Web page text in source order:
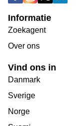
Informatie
Zoekagent
Over ons
Vind ons in
Danmark
Sverige
Norge